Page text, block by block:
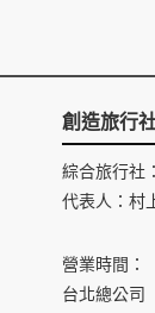
創造旅行
綜合旅行社
代表人：村
營業時間：
台北總公司